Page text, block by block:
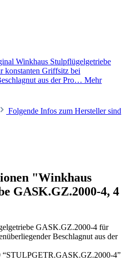
Winkhaus Stulpflügelgetriebe
Griffsitz bei
aus der Pro… Mehr
Folgende Infos zum Hersteller sind
"Winkhaus
GASK.GZ.2000-4, 4
GASK.GZ.2000-4 für
Beschlagnut aus der
“STULPGETR.GASK.GZ.2000-4”